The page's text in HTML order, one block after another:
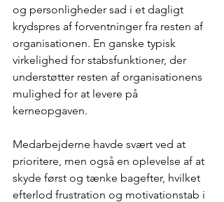
og personligheder sad i et dagligt
krydspres af forventninger fra resten af
organisationen. En ganske typisk
virkelighed for stabsfunktioner, der
understøtter resten af organisationens
mulighed for at levere på
kerneopgaven.
Medarbejderne havde svært ved at
prioritere, men også en oplevelse af at
skyde først og tænke bagefter, hvilket
efterlod frustration og motivationstab i